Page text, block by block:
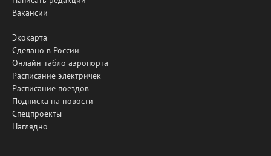
Вакансии
Экокарта
Сделано в России
Онлайн-табло аэропорта
Расписание электричек
Расписание поездов
Подписка на новости
Спецпроекты
Наглядно